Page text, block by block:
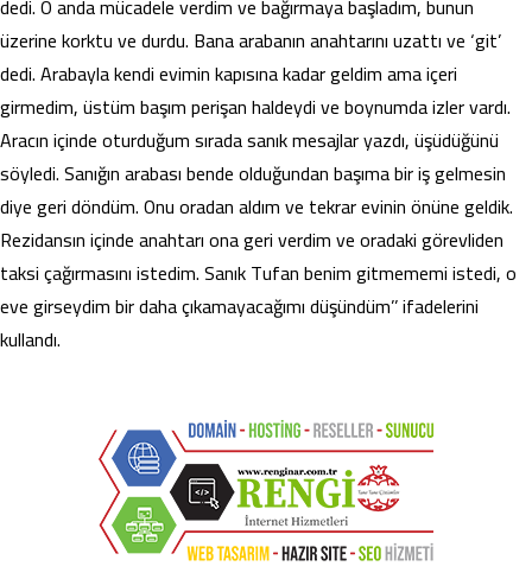
dedi. O anda mücadele verdim ve bağırmaya başladım, bunun
üzerine korktu ve durdu. Bana arabanın anahtarını uzattı ve ‘git’
dedi. Arabayla kendi evimin kapısına kadar geldim ama içeri
girmedim, üstüm başım perişan haldeydi ve boynumda izler vardı.
Aracın içinde oturduğum sırada sanık mesajlar yazdı, üşüdüğünü
söyledi. Sanığın arabası bende olduğundan başıma bir iş gelmesin
diye geri döndüm. Onu oradan aldım ve tekrar evinin önüne geldik.
Rezidansın içinde anahtarı ona geri verdim ve oradaki görevliden
taksi çağırmasını istedim. Sanık Tufan benim gitmememi istedi, o
eve girseydim bir daha çıkamayacağımı düşündüm’’ ifadelerini
kullandı.